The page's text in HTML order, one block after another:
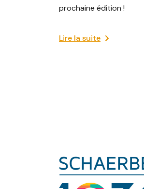
prochaine édition !
Lire la suite